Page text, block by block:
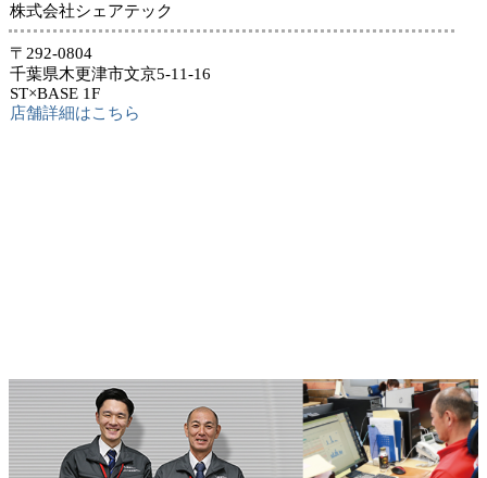
株式会社シェアテック
〒292-0804
千葉県木更津市文京5-11-16
ST×BASE 1F
店舗詳細はこちら